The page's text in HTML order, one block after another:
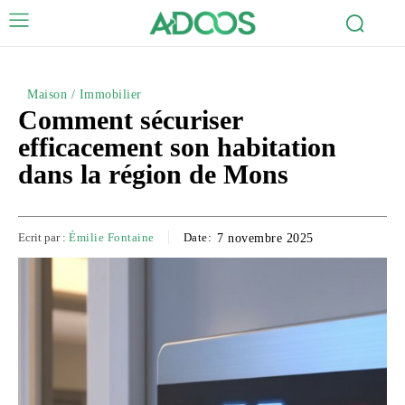
Maison / Immobilier
Comment sécuriser
efficacement son habitation
dans la région de Mons
Ecrit par : Émilie Fontaine Date: 7 novembre 2025